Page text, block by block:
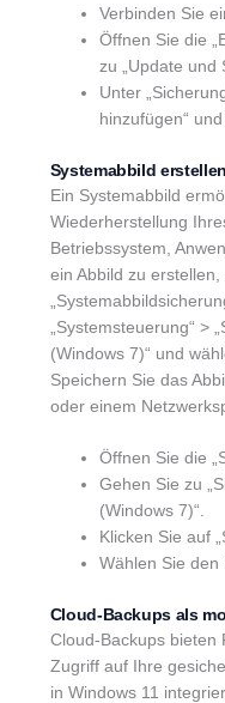
Verbinden Sie
Öffnen Sie die
zu „Update und
Unter
hinzufügen“
Systemabbild erstellen
Ein Systemabbild
Wiederherstellung
Betriebssystem,
ein Abbild zu
„Systemsteuerung“ >
(Windows 7)“ und
Speichern Sie das
oder einem
Öffnen Sie die
Gehen Sie zu
(Windows 7)“.
Klicken Sie auf
Wählen Sie den
Cloud-Backups als
Cloud-Backups bieten
Zugriff auf Ihre
in Windows 11